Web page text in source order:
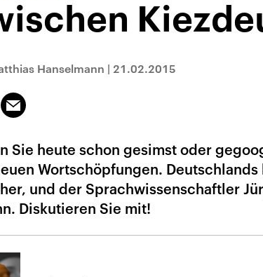
Hanselmann | 21.02.2015
teilen
Email
Sie heute schon gesimst oder
Wortschöpfungen. Deutschlands
und der Sprachwissenschaftler
Diskutieren Sie mit!